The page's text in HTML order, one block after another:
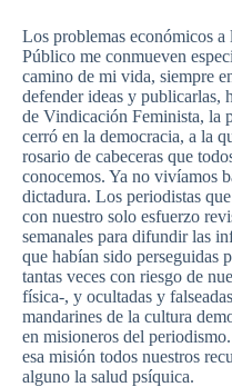
Los problemas económicos a
Público me conmueven
camino de mi vida, siempre
defender ideas y
de Vindicación Feminista, la
cerró en la democracia, a la
rosario de cabeceras que
conocemos. Ya no vivíamos
dictadura. Los periodistas
con nuestro solo esfuerzo
semanales para difundir las
que habían sido perseguidas
tantas veces con riesgo de
física-, y ocultadas y
mandarines de la cultura
en misioneros del
esa misión todos nuestros
alguno la salud psíquica.